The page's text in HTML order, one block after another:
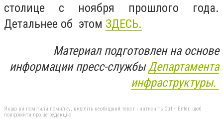
столице с ноября прошлого года.
Детальнее об этом ЗДЕСЬ.
Материал подготовлен на основе
информации пресс-службыДепартамента
инфраструктуры.
Якщо ви помітили помилку, виділіть необхідний текст і натисніть Ctrl + Enter, щоб
повідомити про це редакцію